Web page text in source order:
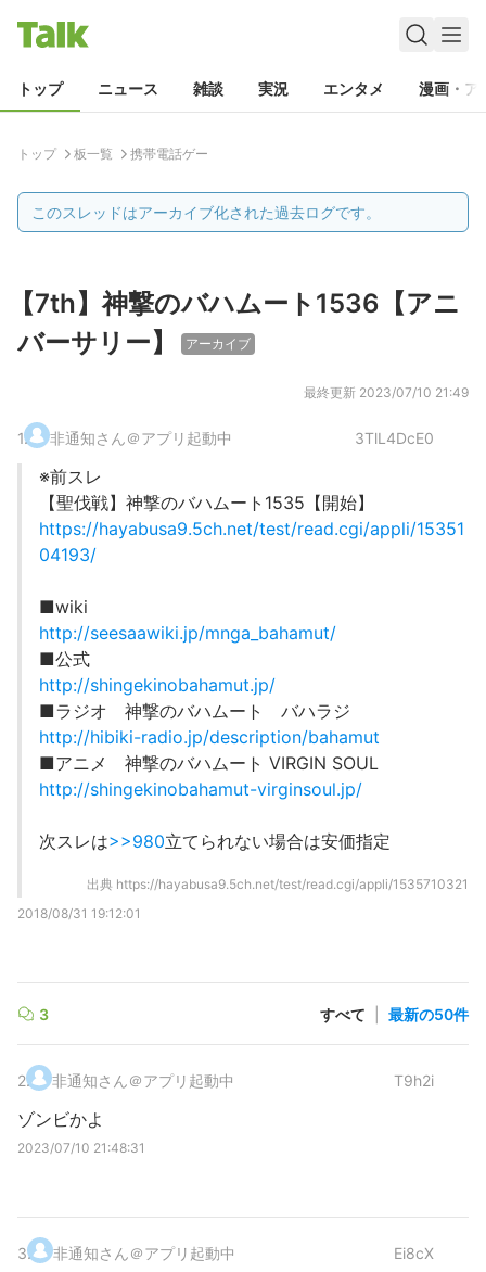
トップ ニュース 雑談 実況 エンタメ 漫画・ア
トップ 板一覧 携帯電話ゲー
このスレッドはアーカイブ化された過去ログです。
【7th】神撃のバハムート1536【アニ
バーサリー】
アーカイブ
最終更新 2023/07/10 21:49
1. 非通知さん＠アプリ起動中 3TlL4DcE0
※前スレ
【聖伐戦】神撃のバハムート1535【開始】
https://hayabusa9.5ch.net/test/read.cgi/appli/15351
04193/
■wiki
http://seesaawiki.jp/mnga_bahamut/
■公式
http://shingekinobahamut.jp/
■ラジオ 神撃のバハムート バハラジ
http://hibiki-radio.jp/description/bahamut
■アニメ 神撃のバハムート VIRGIN SOUL
http://shingekinobahamut-virginsoul.jp/
次スレは>>980立てられない場合は安価指定
出典 https://hayabusa9.5ch.net/test/read.cgi/appli/1535710321
2018/08/31 19:12:01
3 すべて 最新の50件
2. 非通知さん＠アプリ起動中 T9h2i
ゾンビかよ
2023/07/10 21:48:31
3. 非通知さん＠アプリ起動中 Ei8cX